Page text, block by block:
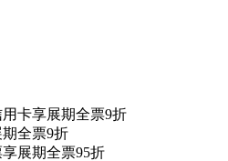
卡享展期全票9折
全票9折
展期全票95折